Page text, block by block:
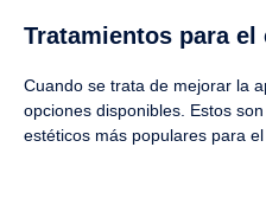
Tratamientos para el
Cuando se trata de mejorar la
opciones disponibles. Estos
estéticos más populares para